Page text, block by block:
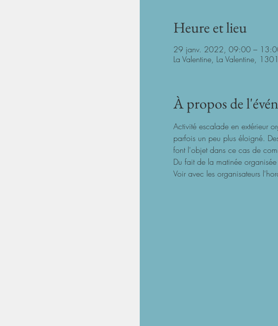
Heure et lieu
29 janv. 2022, 09:00 –
La Valentine, La Valentine,
À propos de
Activité escalade en extérieur
parfois un peu plus éloigné.
font l'objet dans ce cas de
Du fait de la matinée
Voir avec les organisateurs